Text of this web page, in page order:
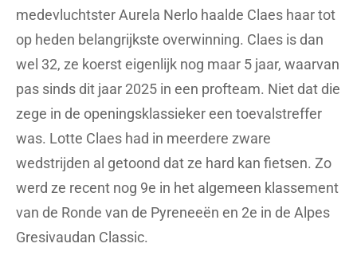
medevluchtster Aurela Nerlo haalde Claes haar tot
op heden belangrijkste overwinning. Claes is dan
wel 32, ze koerst eigenlijk nog maar 5 jaar, waarvan
pas sinds dit jaar 2025 in een profteam. Niet dat die
zege in de openingsklassieker een toevalstreffer
was. Lotte Claes had in meerdere zware
wedstrijden al getoond dat ze hard kan fietsen. Zo
werd ze recent nog 9e in het algemeen klassement
van de Ronde van de Pyreneeën en 2e in de Alpes
Gresivaudan Classic.